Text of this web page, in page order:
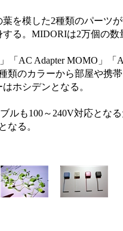
を模した2種類のパーツ
る。MIDORIは2万個の
「AC Adapter MOMO」
類のカラーから部屋や携
ホシデンとなる。
も100～240V対応とな
なる。